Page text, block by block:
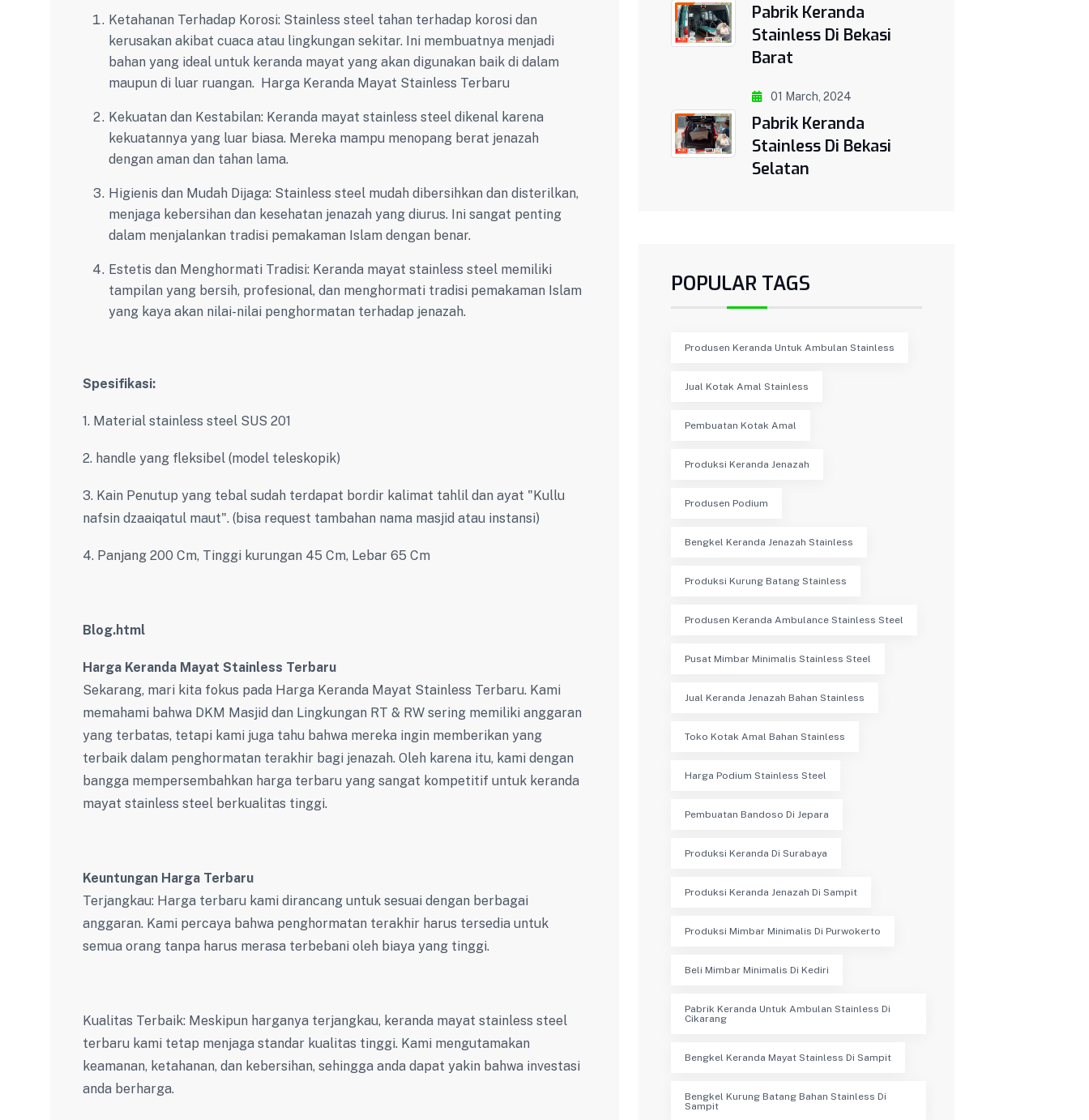
Ketahanan Terhadap Korosi: Stainless steel tahan terhadap korosi dan
kerusakan akibat cuaca atau lingkungan sekitar. Ini membuatnya menjadi
bahan yang ideal untuk keranda mayat yang akan digunakan baik di dalam
maupun di luar ruangan. Harga Keranda Mayat Stainless Terbaru
Kekuatan dan Kestabilan: Keranda mayat stainless steel dikenal karena
kekuatannya yang luar biasa. Mereka mampu menopang berat jenazah
dengan aman dan tahan lama.
Higienis dan Mudah Dijaga: Stainless steel mudah dibersihkan dan disterilkan,
menjaga kebersihan dan kesehatan jenazah yang diurus. Ini sangat penting
dalam menjalankan tradisi pemakaman Islam dengan benar.
Estetis dan Menghormati Tradisi: Keranda mayat stainless steel memiliki
tampilan yang bersih, profesional, dan menghormati tradisi pemakaman Islam
yang kaya akan nilai-nilai penghormatan terhadap jenazah.
Spesifikasi:
1. Material stainless steel SUS 201
2. handle yang fleksibel (model teleskopik)
3. Kain Penutup yang tebal sudah terdapat bordir kalimat tahlil dan ayat "Kullu
nafsin dzaaiqatul maut". (bisa request tambahan nama masjid atau instansi)
4. Panjang 200 Cm, Tinggi kurungan 45 Cm, Lebar 65 Cm
Blog.html
Harga Keranda Mayat Stainless Terbaru
Sekarang, mari kita fokus pada Harga Keranda Mayat Stainless Terbaru. Kami
memahami bahwa DKM Masjid dan Lingkungan RT & RW sering memiliki anggaran
yang terbatas, tetapi kami juga tahu bahwa mereka ingin memberikan yang
terbaik dalam penghormatan terakhir bagi jenazah. Oleh karena itu, kami dengan
bangga mempersembahkan harga terbaru yang sangat kompetitif untuk keranda
mayat stainless steel berkualitas tinggi.
Keuntungan Harga Terbaru
Terjangkau: Harga terbaru kami dirancang untuk sesuai dengan berbagai
anggaran. Kami percaya bahwa penghormatan terakhir harus tersedia untuk
semua orang tanpa harus merasa terbebani oleh biaya yang tinggi.
Kualitas Terbaik: Meskipun harganya terjangkau, keranda mayat stainless steel
terbaru kami tetap menjaga standar kualitas tinggi. Kami mengutamakan
keamanan, ketahanan, dan kebersihan, sehingga anda dapat yakin bahwa investasi
anda berharga.
Pabrik Keranda
Stainless Di Bekasi
Barat
01 March, 2024
Pabrik Keranda
Stainless Di Bekasi
Selatan
POPULAR TAGS
Produsen Keranda Untuk Ambulan Stainless
Jual Kotak Amal Stainless
Pembuatan Kotak Amal
Produksi Keranda Jenazah
Produsen Podium
Bengkel Keranda Jenazah Stainless
Produksi Kurung Batang Stainless
Produsen Keranda Ambulance Stainless Steel
Pusat Mimbar Minimalis Stainless Steel
Jual Keranda Jenazah Bahan Stainless
Toko Kotak Amal Bahan Stainless
Harga Podium Stainless Steel
Pembuatan Bandoso Di Jepara
Produksi Keranda Di Surabaya
Produksi Keranda Jenazah Di Sampit
Produksi Mimbar Minimalis Di Purwokerto
Beli Mimbar Minimalis Di Kediri
Pabrik Keranda Untuk Ambulan Stainless Di
Cikarang
Bengkel Keranda Mayat Stainless Di Sampit
Bengkel Kurung Batang Bahan Stainless Di
Sampit